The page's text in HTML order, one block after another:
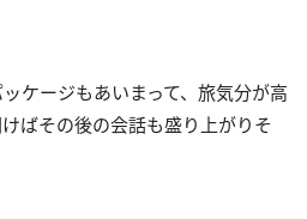
ケージもあいまって、旅気分が高
ばその後の会話も盛り上がりそ